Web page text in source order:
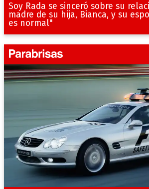
Soy Rada se sinceró sobre su
madre de su hija, Bianca, y su
es normal"